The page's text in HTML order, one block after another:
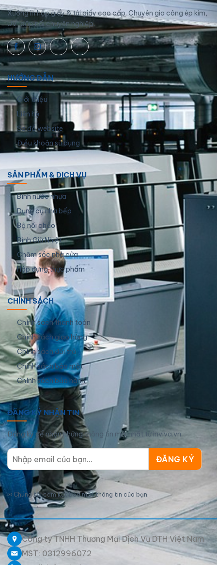
Xưởng in hộp giấy & túi giấy cao cấp. Chuyên gia công ép kim,
UV, dập nổi chuyên nghiệp.
HƯỚNG DẪN
Giới thiệu
Liên hệ
Sơ đồ website
Điều khoản sử dụng
SẢN PHẨM & DỊCH VỤ
Bình nước nhựa
Dụng cụ nhà bếp
Bộ nồi chảo
Bình Giữ Nhiệt
Chăm sóc nhà cửa
Hộp đựng thực phẩm
CHÍNH SÁCH
Chính sách thanh toán
Chính sách giao hàng
Chính sách đổi trả
Chính sách bảo mật
Chính sách bảo hành
ĐĂNG KÝ NHẬN TIN
Đăng ký để nhận những thông tin mới nhất từ inviva.vn
✉ Chúng tôi cam kết bảo mật thông tin của bạn.
Công ty TNHH Thương Mại Dịch Vụ DTH Việt Nam
MST: 0312996072